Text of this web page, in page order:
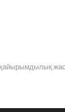
қайырымдылық